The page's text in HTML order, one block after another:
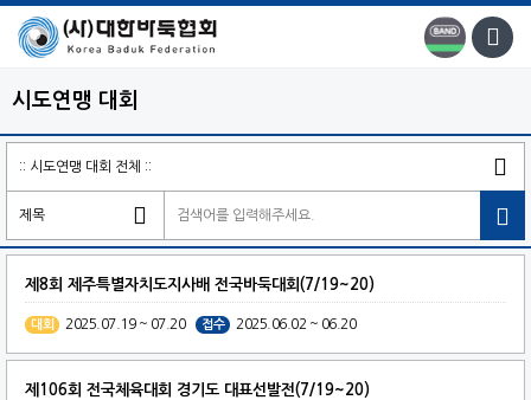
시도연맹 대회

제8회 제주특별자치도지사배 전국바둑대회(7/19~20)
대회 2025.07.19 ~ 07.20 접수 2025.06.02 ~ 06.20
제106회 전국체육대회 경기도 대표선발전(7/19~20)